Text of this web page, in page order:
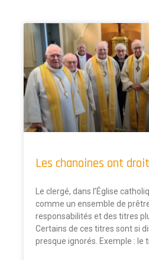
Les chanoines ont
Le clergé, dans l’Église
comme un ensemble de
responsabilités et des titres
Certains de ces titres sont si
presque ignorés. Exemple : le